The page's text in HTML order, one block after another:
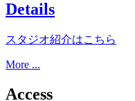
Details
スタジオ紹介はこちら
More ...
Access